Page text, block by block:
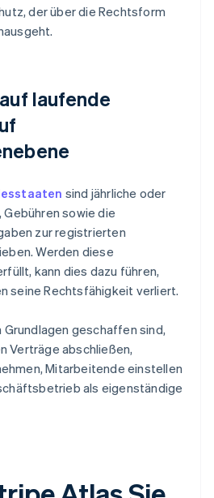
der über die Rechtsform
laufende
sind jährliche oder
sowie die
zur registrierten
Werden diese
kann dies dazu führen,
seine Rechtsfähigkeit verliert.
geschaffen sind,
Verträge abschließen,
Mitarbeitende einstellen
als eigenständige